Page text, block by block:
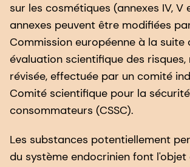
sur les cosmétiques (annexes IV, V
annexes peuvent être modifiées
Commission européenne à la suite
évaluation scientifique des risques,
révisée, effectuée par un comité
Comité scientifique pour la
consommateurs (CSSC).
Les substances potentiellement
du système endocrinien font l'objet